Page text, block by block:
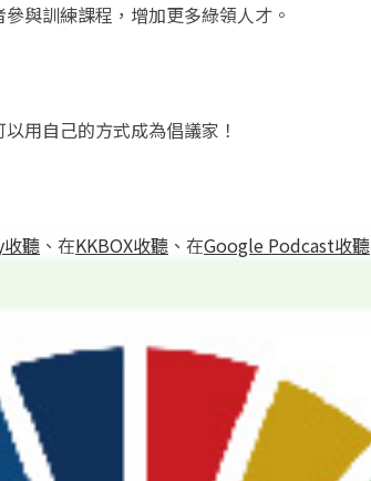
參與訓練課程，增加更多綠領人才。
用自己的方式成為倡議家！
聽 、在KKBOX收聽 、在Google Podcast收聽